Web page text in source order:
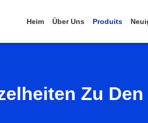
Heim Über Uns Produits
Zu